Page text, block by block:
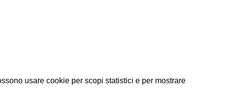
usare cookie per scopi statistici e per mostrare